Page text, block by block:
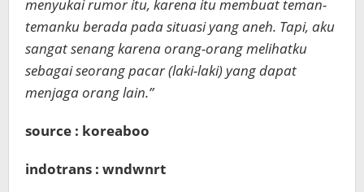
menyukai rumor itu, karena itu membuat teman-
temanku berada pada situasi yang aneh. Tapi, aku
sangat senang karena orang-orang melihatku
sebagai seorang pacar (laki-laki) yang dapat
menjaga orang lain.”
source : koreaboo
indotrans : wndwnrt